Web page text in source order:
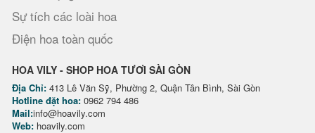
Sự tích các loài hoa
Điện hoa toàn quốc
HOA VILY - SHOP HOA TƯƠI SÀI GÒN
Địa Chỉ: 413 Lê Văn Sỹ, Phường 2, Quận Tân Bình, Sài Gòn
Hotline đặt hoa: 0962 794 486
Mail:info@hoavily.com
Web: hoavily.com